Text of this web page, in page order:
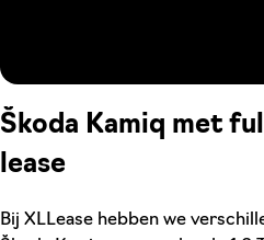
Škoda Kamiq met
lease
Bij XLLease hebben we